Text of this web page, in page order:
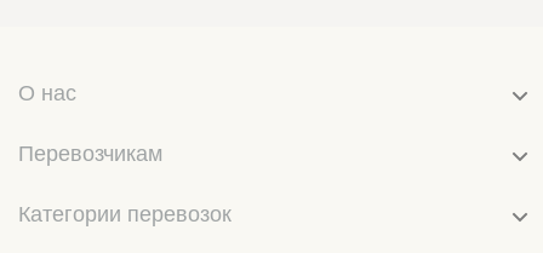
О нас
Перевозчикам
Категории перевозок